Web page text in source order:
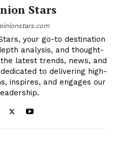
Stars
your go-to destination
analysis, and thought-
latest trends, news, and
to delivering high-
inspires, and engages our